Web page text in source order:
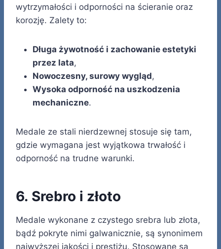
wytrzymałości i odporności na ścieranie oraz
korozję. Zalety to:
Długa żywotność i zachowanie estetyki
przez lata,
Nowoczesny, surowy wygląd,
Wysoka odporność na uszkodzenia
mechaniczne.
Medale ze stali nierdzewnej stosuje się tam,
gdzie wymagana jest wyjątkowa trwałość i
odporność na trudne warunki.
6. Srebro i złoto
Medale wykonane z czystego srebra lub złota,
bądź pokryte nimi galwanicznie, są synonimem
najwyższej jakości i prestiżu. Stosowane są